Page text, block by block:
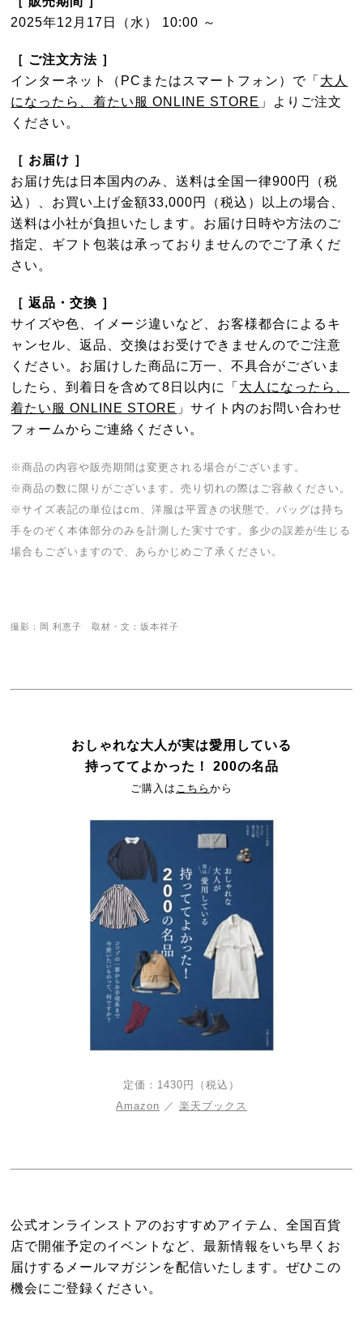
2025年12月17日（水） 10:00 ～
［ ご注文方法 ］
インターネット（PCまたはスマートフォン）で「大人
になったら、着たい服 ONLINE STORE 」よりご注文
ください。
［ お届け ］
お届け先は日本国内のみ、送料は全国一律900円（税
込）、お買い上げ金額33,000円（税込）以上の場合、
送料は小社が負担いたします。お届け日時や方法のご
指定、ギフト包装は承っておりませんのでご了承くだ
さい。
［ 返品・交換 ］
サイズや色、イメージ違いなど、お客様都合によるキ
ャンセル、返品、交換はお受けできませんのでご注意
ください。お届けした商品に万一、不具合がございま
したら、到着日を含めて8日以内に「大人になったら、
着たい服 ONLINE STORE 」サイト内のお問い合わせ
フォームからご連絡ください。
※商品の内容や販売期間は変更される場合がございます。
※商品の数に限りがございます。売り切れの際はご容赦ください。
※サイズ表記の単位はcm、洋服は平置きの状態で、バッグは持ち
手をのぞく本体部分のみを計測した実寸です。多少の誤差が生じる
場合もございますので、あらかじめご了承ください。
撮影：岡 利恵子 取材・文：坂本祥子
おしゃれな大人が実は愛用している
持っててよかった！ 200の名品
ご購入は こちら から
定価：1430円（税込）
Amazon ／ 楽天ブックス
公式オンラインストアのおすすめアイテム、全国百貨
店で開催予定のイベントなど、最新情報をいち早くお
届けするメールマガジンを配信いたします。ぜひこの
機会にご登録ください。